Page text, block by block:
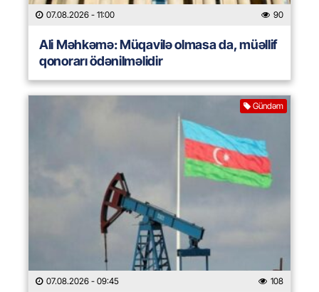
07.08.2026 - 11:00 90
Ali Məhkəmə: Müqavilə olmasa da, müəllif
qonorarı ödənilməlidir
Gündəm
07.08.2026 - 09:45 108